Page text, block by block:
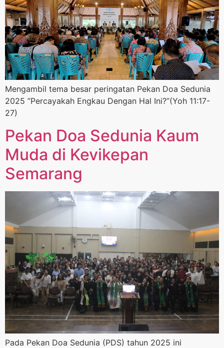
Mengambil tema besar peringatan Pekan Doa Sedunia
2025 ”Percayakah Engkau Dengan Hal Ini?”(Yoh 11:17-
27)
Pekan Doa Sedunia Kaum
Muda di Kevikepan
Semarang
Pada Pekan Doa Sedunia (PDS) tahun 2025 ini